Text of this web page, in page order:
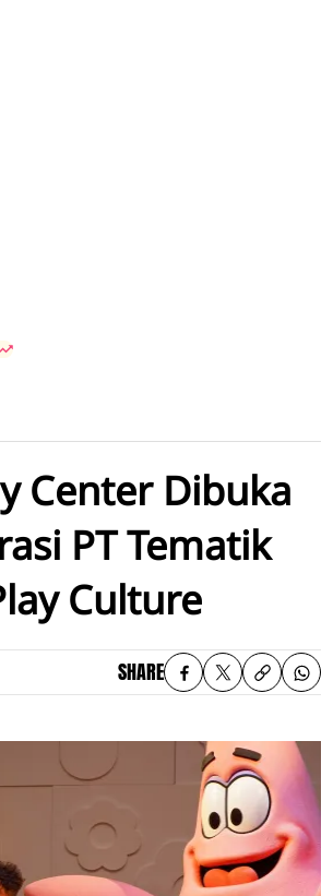
Center Dibuka
PT Tematik
Culture
SHARE